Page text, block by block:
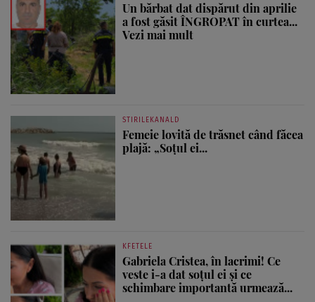
Un bărbat dat dispărut din aprilie
a fost găsit ÎNGROPAT în curtea...
Vezi mai mult
STIRILEKANALD
Femeie lovită de trăsnet când făcea
plajă: „Soțul ei...
KFETELE
Gabriela Cristea, în lacrimi! Ce
veste i-a dat soțul ei și ce
schimbare importantă urmează...